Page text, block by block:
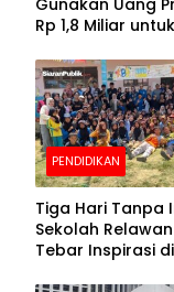
Gunakan Uang
Rp 1,8 Miliar untuk
Pendaftaran
Dibuka
PENDIDIKAN
Tiga Hari Tanpa
Sekolah Relawan
Tebar Inspirasi